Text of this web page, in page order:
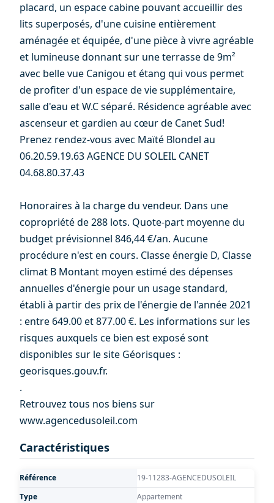
placard, un espace cabine pouvant accueillir des
lits superposés, d'une cuisine entièrement
aménagée et équipée, d'une pièce à vivre agréable
et lumineuse donnant sur une terrasse de 9m²
avec belle vue Canigou et étang qui vous permet
de profiter d'un espace de vie supplémentaire,
salle d'eau et W.C séparé. Résidence agréable avec
ascenseur et gardien au cœur de Canet Sud!
Prenez rendez-vous avec Maïté Blondel au
06.20.59.19.63 AGENCE DU SOLEIL CANET
04.68.80.37.43
Honoraires à la charge du vendeur. Dans une
copropriété de 288 lots. Quote-part moyenne du
budget prévisionnel 846,44 €/an. Aucune
procédure n'est en cours. Classe énergie D, Classe
climat B Montant moyen estimé des dépenses
annuelles d'énergie pour un usage standard,
établi à partir des prix de l'énergie de l'année 2021
: entre 649.00 et 877.00 €. Les informations sur les
risques auxquels ce bien est exposé sont
disponibles sur le site Géorisques :
georisques.gouv.fr.
.
Retrouvez tous nos biens sur
www.agencedusoleil.com
Caractéristiques
Référence
19-11283-AGENCEDUSOLEIL
Type
Appartement